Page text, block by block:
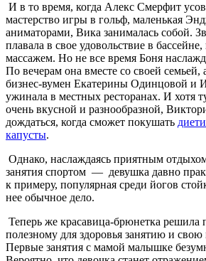
И в то время, когда Алекс Смерфит
мастерство игры в гольф, маленькая
аниматорами, Вика занималась собой.
плавала в свое удовольствие в бассейне,
массажем. Но не все время Боня
По вечерам она вместе со своей семьей,
бизнес-вумен Екатерины Одинцовой и
ужинала в местных ресторанах. И хотя
очень вкусной и разнообразной,
дождаться, когда сможет покушать
капусты.
Однако, наслаждаясь приятным
занятия спортом — девушка давно
к примеру, популярная среди йогов
нее обычное дело.
Теперь же красавица-брюнетка решила
полезному для здоровья занятию и
Первые занятия с мамой малышке